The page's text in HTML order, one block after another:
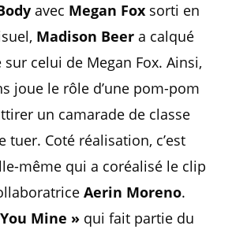
avec Megan Fox sorti en
Madison Beer a calqué
celui de Megan Fox. Ainsi,
joue le rôle d’une pom-pom
un camarade de classe
tuer. Coté réalisation, c’est
même qui a coréalisé le clip
Aerin Moreno.
Mine » qui fait partie du